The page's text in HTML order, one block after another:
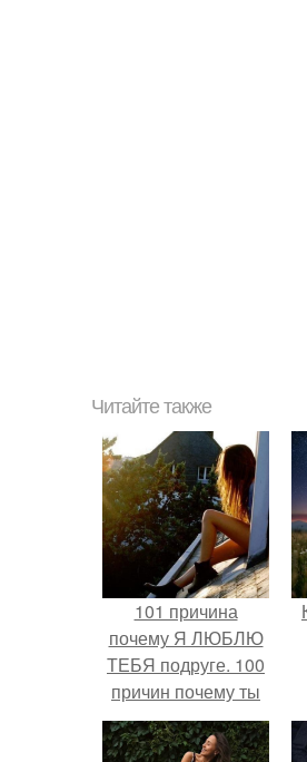
Читайте также
101 причина
почему Я ЛЮБЛЮ
ТЕБЯ подруге. 100
причин почему ты
моя лучшая
подруга.